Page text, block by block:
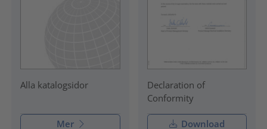
Alla katalogsidor
Mer
Declaration of
Conformity
Download